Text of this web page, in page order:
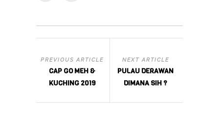
PREVIOUS ARTICLE
CAP GO MEH &
KUCHING 2019
NEXT ARTICLE
PULAU DERAWAN
DIMANA SIH ?